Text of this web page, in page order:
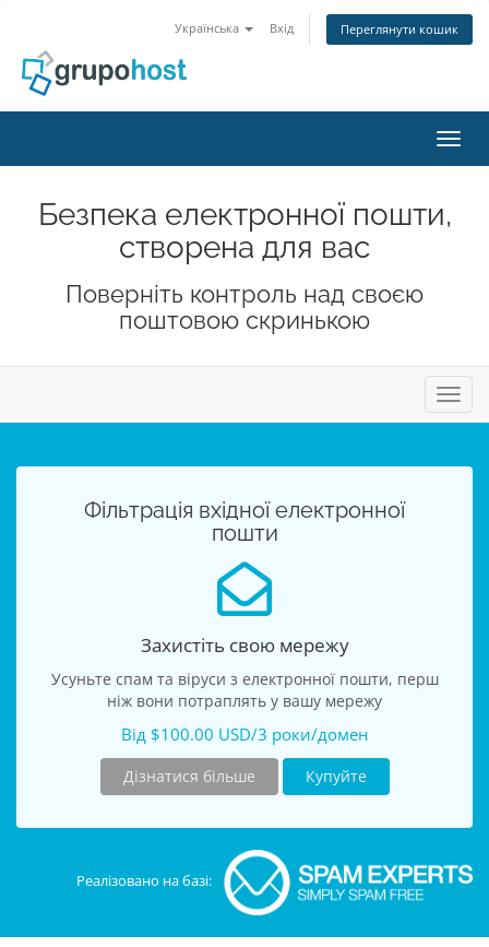
Українська Вхід Переглянути кошик
Безпека електронної пошти,
створена для вас
Поверніть контроль над своєю
поштовою скринькою
Фільтрація вхідної електронної
пошти
Захистіть свою мережу
Усуньте спам та віруси з електронної пошти, перш
ніж вони потраплять у вашу мережу
Від $100.00 USD/3 роки/домен
Дізнатися більше Купуйте
Реалізовано на базі: